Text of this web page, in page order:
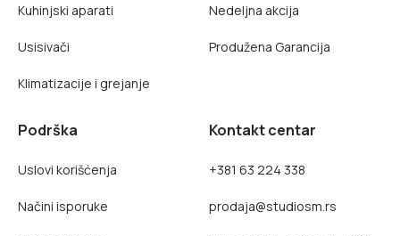
Kuhinjski aparati
Usisivači
Klimatizacije i grejanje
Nedeljna akcija
Produžena Garancija
Podrška
Uslovi korišćenja
Načini isporuke
Kontakt centar
+381 63 224 338
prodaja@studiosm.rs